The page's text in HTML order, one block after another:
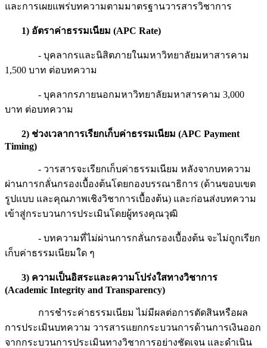
และการเผยแพร่บทความตามมาตรฐานวารสารวิชาการ
1) อัตราค่าธรรมเนียม (APC Rate)
- บุคลากรและนิสิตภายในมหาวิทยาลัยมหาสารคาม
1,500 บาท ต่อบทความ
- บุคลากรภายนอกมหาวิทยาลัยมหาสารคาม 3,000
บาท ต่อบทความ
2) ช่วงเวลาการเรียกเก็บค่าธรรมเนียม (APC Payment
Timing)
- วารสารจะเรียกเก็บค่าธรรมเนียม หลังจากบทความ
ผ่านการกลั่นกรองเบื้องต้นโดยกองบรรณาธิการ (ด้านขอบเขต
รูปแบบ และคุณภาพเชิงวิชาการเบื้องต้น) และก่อนส่งบทความ
เข้าสู่กระบวนการประเมินโดยผู้ทรงคุณวุฒิ
- บทความที่ไม่ผ่านการกลั่นกรองเบื้องต้น จะไม่ถูกเรียก
เก็บค่าธรรมเนียมใด ๆ
3) ความเป็นอิสระและความโปร่งใสทางวิชาการ
(Academic Integrity and Transparency)
การชำระค่าธรรมเนียม ไม่มีผลต่อการตัดสินหรือผล
การประเมินบทความ วารสารแยกกระบวนการด้านการเงินออก
จากกระบวนการประเมินทางวิชาการอย่างชัดเจน และดำเนิน